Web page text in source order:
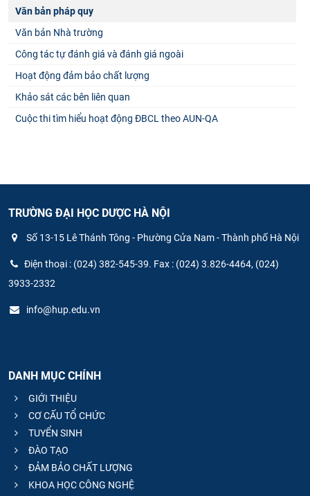
Văn bản pháp quy
Văn bản Nhà trường
Công tác tự đánh giá và đánh giá ngoài
Hoạt động đảm bảo chất lượng
Khảo sát các bên liên quan
Cuộc thi tìm hiểu hoạt động ĐBCL theo AUN-QA
TRƯỜNG ĐẠI HỌC DƯỢC HÀ NỘI
Số 13-15 Lê Thánh Tông - Phường Cửa Nam - Thành phố Hà Nội
Điện thoại : (024) 382-545-39. Fax : (024) 3.826-4464, (024)
3933-2332
info@hup.edu.vn
DANH MỤC CHÍNH
GIỚI THIỆU
CƠ CẤU TỔ CHỨC
TUYỂN SINH
ĐÀO TẠO
ĐẢM BẢO CHẤT LƯỢNG
KHOA HỌC CÔNG NGHỆ